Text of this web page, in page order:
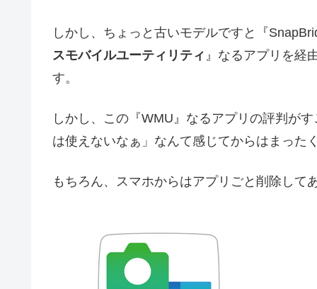
しかし、ちょっと古いモデルですと『
スモバイルユーティリティ 』なるアプリを経
す。
しかし、この『WMU』なるアプリの評判が
は使えないなぁ」なんて感じてからはまった
もちろん、スマホからはアプリごと削除して